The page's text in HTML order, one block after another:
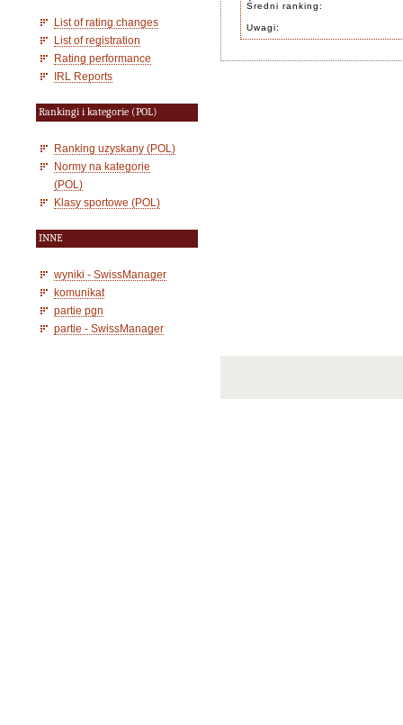
List of rating changes
List of registration
Rating performance
IRL Reports
Rankingi i kategorie (POL)
Ranking uzyskany (POL)
Normy na kategorie
(POL)
Klasy sportowe (POL)
INNE
wyniki - SwissManager
komunikat
partie pgn
partie - SwissManager
Średni ranking:
Uwagi: